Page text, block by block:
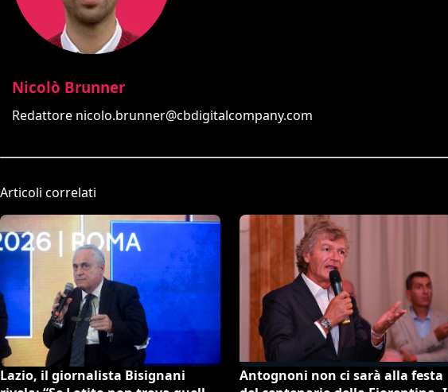
Nicolò Brunner
Redattore nicolo.brunner@cbdigitalcompany.com
Articoli correlati
Lazio, il giornalista Bisignani
Antognoni non ci sarà alla festa